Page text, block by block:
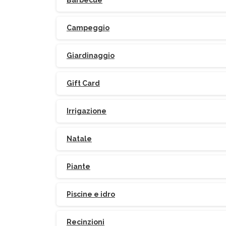
Campeggio
Giardinaggio
Gift Card
Irrigazione
Natale
Piante
Piscine e idro
Recinzioni